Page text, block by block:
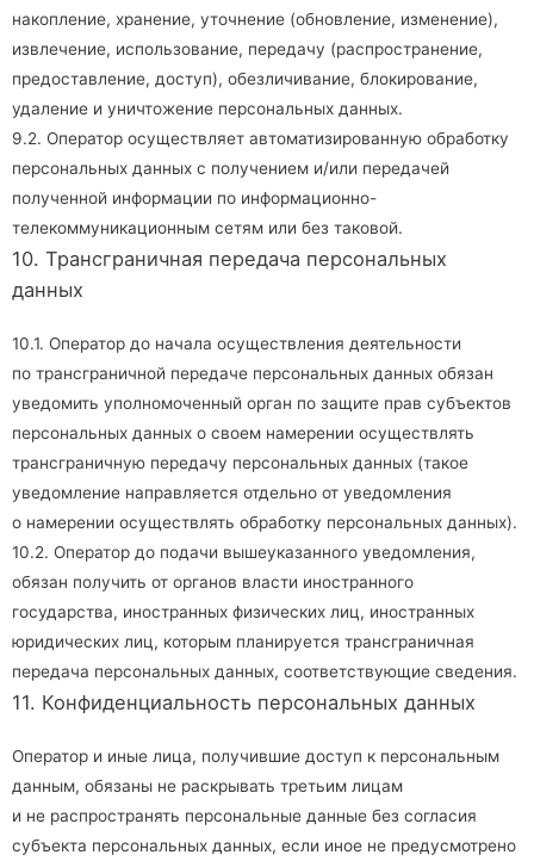
накопление, хранение, уточнение (обновление, изменение),
извлечение, использование, передачу (распространение,
предоставление, доступ), обезличивание, блокирование,
удаление и уничтожение персональных данных.
9.2. Оператор осуществляет автоматизированную обработку
персональных данных с получением и/или передачей
полученной информации по информационно-
телекоммуникационным сетям или без таковой.
10. Трансграничная передача персональных
данных
10.1. Оператор до начала осуществления деятельности
по трансграничной передаче персональных данных обязан
уведомить уполномоченный орган по защите прав субъектов
персональных данных о своем намерении осуществлять
трансграничную передачу персональных данных (такое
уведомление направляется отдельно от уведомления
о намерении осуществлять обработку персональных данных).
10.2. Оператор до подачи вышеуказанного уведомления,
обязан получить от органов власти иностранного
государства, иностранных физических лиц, иностранных
юридических лиц, которым планируется трансграничная
передача персональных данных, соответствующие сведения.
11. Конфиденциальность персональных данных
Оператор и иные лица, получившие доступ к персональным
данным, обязаны не раскрывать третьим лицам
и не распространять персональные данные без согласия
субъекта персональных данных, если иное не предусмотрено